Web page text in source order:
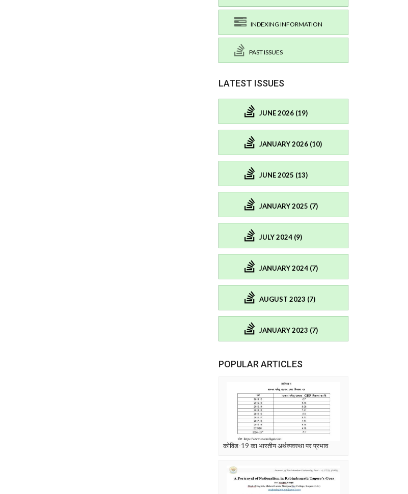
INDEXING INFORMATION
PAST ISSUES
LATEST ISSUES
JUNE 2026 (19)
JANUARY 2026 (10)
JUNE 2025 (13)
JANUARY 2025 (7)
JULY 2024 (9)
JANUARY 2024 (7)
AUGUST 2023 (7)
JANUARY 2023 (7)
POPULAR ARTICLES
कोविड-19 का भारतीय अर्थव्यवस्था पर प्रभाव